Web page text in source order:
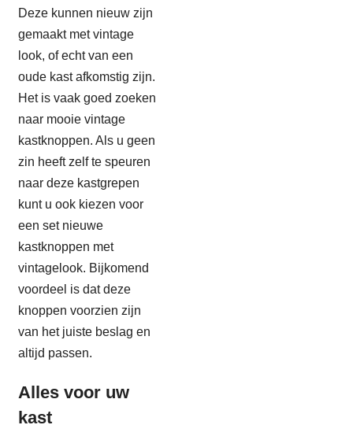
Deze kunnen nieuw zijn
gemaakt met vintage
look, of echt van een
oude kast afkomstig zijn.
Het is vaak goed zoeken
naar mooie vintage
kastknoppen. Als u geen
zin heeft zelf te speuren
naar deze kastgrepen
kunt u ook kiezen voor
een set nieuwe
kastknoppen met
vintagelook. Bijkomend
voordeel is dat deze
knoppen voorzien zijn
van het juiste beslag en
altijd passen.
Alles voor uw
kast